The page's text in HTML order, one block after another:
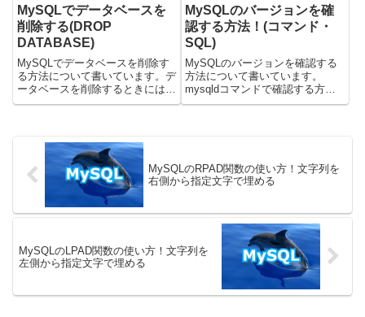
MySQLでデータベースを
削除する(DROP
DATABASE)
MySQLでデータベースを削除す
る方法について書いています。デ
ータベースを削除するときには
DROP DATABASEを使うと良い
す。データベースを削除する方法
MySQLでデータベ...
MySQLのバージョンを確
認する方法！(コマンド・
SQL)
MySQLのバージョンを確認する
方法について書いています。
mysqldコマンドで確認する方法
と、SQLを実行して確認すること
MySQLのRPAD関数の使い方！文字列を
右側から指定文字で埋める
MySQLのLPAD関数の使い方！文字列を
左側から指定文字で埋める